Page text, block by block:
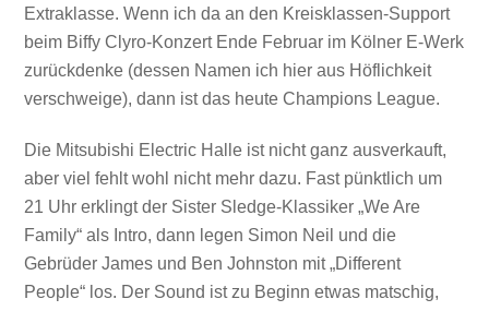
Extraklasse. Wenn ich da an den Kreisklassen-Support
beim Biffy Clyro-Konzert Ende Februar im Kölner E-Werk
zurückdenke (dessen Namen ich hier aus Höflichkeit
verschweige), dann ist das heute Champions League.
Die Mitsubishi Electric Halle ist nicht ganz ausverkauft,
aber viel fehlt wohl nicht mehr dazu. Fast pünktlich um
21 Uhr erklingt der Sister Sledge-Klassiker „We Are
Family“ als Intro, dann legen Simon Neil und die
Gebrüder James und Ben Johnston mit „Different
People“ los. Der Sound ist zu Beginn etwas matschig,